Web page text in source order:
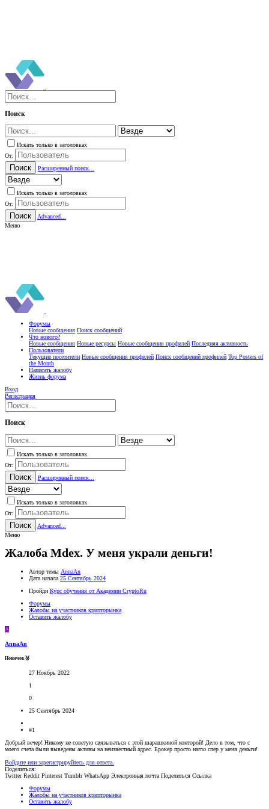
Поиск
Искать только в заголовках
От:
Поиск Расширенный поиск...
Искать только в заголовках
От:
Поиск
Advanced...
Меню
Форумы
Новые сообщения Поиск сообщений
Что нового?
Новые сообщения Новые ресурсы Новые сообщения профилей Последняя активность
Пользователи
Текущие посетители Новые сообщения профилей Поиск сообщений профилей Top Posters of
the Month
Написать жалобу
Жизнь форума
Вход
Регистрация
Поиск
Искать только в заголовках
От:
Поиск Расширенный поиск...
Искать только в заголовках
От:
Поиск
Advanced...
Меню
Жалоба Mdex. У меня украли деньги!
Автор темы AnnaAn
Дата начала 25 Сентябрь 2024
Пройди Курс обучения от Академии CryptoRu
Форумы
Жалобы на участников крипторынка
Оставить жалобу
A
AnnaAn
Новичок🥉
27 Ноябрь 2022
1
0
25 Сентябрь 2024
#1
Добрый вечер! Никому не советую связываться с этой шарашкиной конторой! Дело в том, что с
моего счета были выведены активы на неизвестный адрес. Брокер просто нагло спер у меня деньги!
Войдите или зарегистрируйтесь для ответа.
Поделиться:
Twitter Reddit Pinterest Tumblr WhatsApp Электронная почта Поделиться Ссылка
Форумы
Жалобы на участников крипторынка
Оставить жалобу